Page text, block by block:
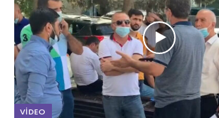
VIDEO